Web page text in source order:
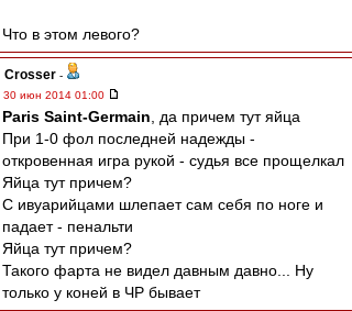
Что в этом левого?
Crosser -
30 июн 2014 01:00
Paris Saint-Germain , да причем тут яйца
При 1-0 фол последней надежды -
откровенная игра рукой - судья все прощелкал
Яйца тут причем?
С ивуарийцами шлепает сам себя по ноге и
падает - пенальти
Яйца тут причем?
Такого фарта не видел давным давно... Ну
только у коней в ЧР бывает